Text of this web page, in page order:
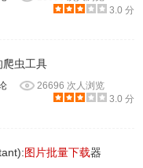
3.0 分
爬虫工具
26696 次人浏览
3.0 分
图片批量下载器